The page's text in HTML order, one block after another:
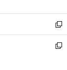
開
く
ウ
で
開
く
ン
ド
ウ
で
ウ
ィ
ン
ド
新
し
い
新